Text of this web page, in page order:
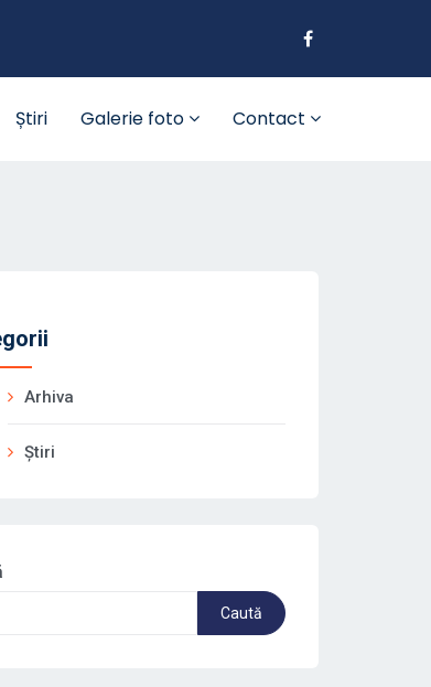
Știri Galerie foto Contact
Arhiva
Știri
Caută